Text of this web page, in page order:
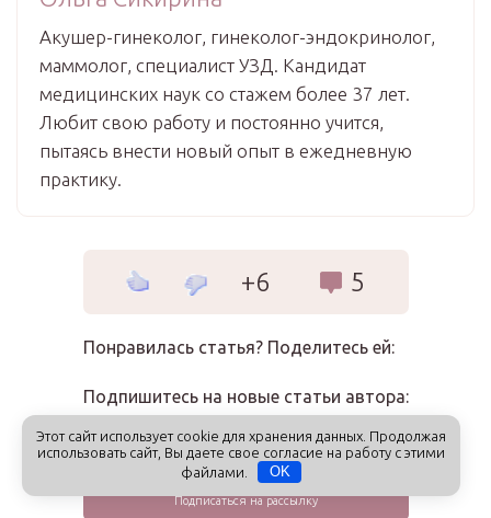
Акушер-гинеколог, гинеколог-эндокринолог,
маммолог, специалист УЗД. Кандидат
медицинских наук со стажем более 37 лет.
Любит свою работу и постоянно учится,
пытаясь внести новый опыт в ежедневную
практику.
+6 5
Понравилась статья? Поделитесь ей:
Подпишитесь на новые статьи автора:
Этот сайт использует cookie для хранения данных. Продолжая
использовать сайт, Вы даете свое согласие на работу с этими
файлами.
OK